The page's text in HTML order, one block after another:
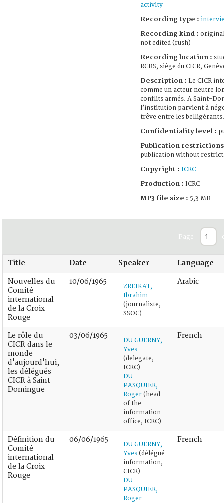
activity
Recording type :
Recording kind :
not edited (rush)
Recording location :
RCBS, siège du CICR,
Description : Le CICR
comme un acteur neutre
conflits armés. A Saint-
l’institution parvient à
trêve entre les belligérants.
Confidentiality level :
Publication
publication without
Copyright : ICRC
Production : ICRC
MP3 file size : 5,3 MB
Page
Title Date Speaker Language
Nouvelles du
Comité
international
de la Croix-
Rouge
10/06/1965
ZREIKAT,
Ibrahim
(journaliste,
SSOC)
Arabic
Le rôle du
CICR dans le
monde
d'aujourd'hui,
les délégués
CICR à Saint
Domingue
03/06/1965
DU GUERNY,
Yves
(delegate,
ICRC)
DU
PASQUIER,
Roger (head
of the
information
office, ICRC)
French
Définition du
Comité
international
de la Croix-
Rouge
06/06/1965
DU GUERNY,
Yves (délégué
information,
CICR)
DU
PASQUIER,
Roger
French